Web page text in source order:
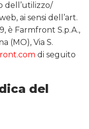
dell’utilizzo/
ai sensi dell’art.
è Farmfront S.p.A.,
(MO), Via S.
di seguito
del